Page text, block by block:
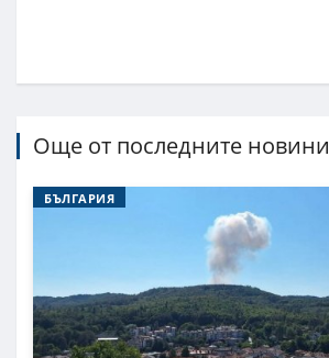
Още от последните новини
БЪЛГАРИЯ